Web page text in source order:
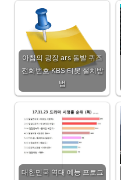
아침의 광장 ars 돌발 퀴즈
전화번호 KBS 티봇 설치방
법
대한민국 역대 예능 프로그